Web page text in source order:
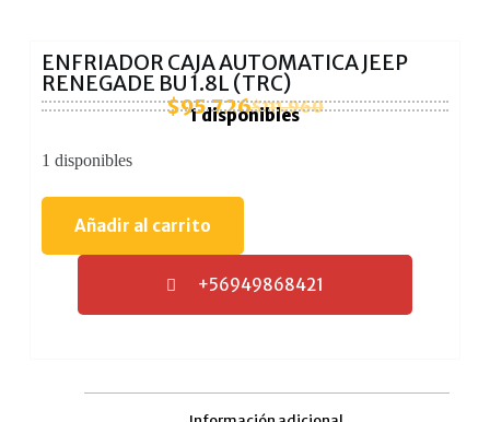
ENFRIADOR CAJA AUTOMATICA JEEP
RENEGADE BU 1.8L (TRC)
$111.960
$95.726
1 disponibles
1 disponibles
Añadir al carrito
+56949868421